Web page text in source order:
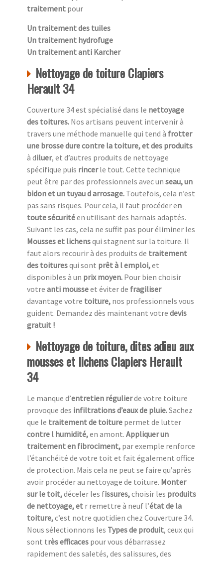
traitement pour
Un traitement des tuiles
Un traitement hydrofuge
Un traitement anti Karcher
Nettoyage de toiture Clapiers
Herault 34
Couverture 34 est spécialisé dans le nettoyage
des toitures. Nos artisans peuvent intervenir à
travers une méthode manuelle qui tend à frotter
une brosse dure contre la toiture, et des produits
à diluer, et d’autres produits de nettoyage
spécifique puis rincerle tout. Cette technique
peut être par des professionnels avec un seau, un
bidon et un tuyau d arrosage. Toutefois, cela n’est
pas sans risques. Pour cela, il faut procéder en
toute sécuritéen utilisant des harnais adaptés.
Suivant les cas, cela ne suffit pas pour éliminer les
Mousses et lichensqui stagnent sur la toiture. Il
faut alors recourir à des produits de traitement
des toituresqui sont prêt à l emploi,et
disponibles à un prix moyen. Pour bien choisir
votre anti mousseet éviter de fragiliser
davantage votre toiture, nos professionnels vous
guident. Demandez dès maintenant votre devis
gratuit !
Nettoyage de toiture, dites adieu aux
mousses et lichens Clapiers Herault
34
Le manque d’entretien régulierde votre toiture
provoque des infiltrations d’eaux de pluie.Sachez
que le traitement de toiture permet de lutter
contre l humidité,en amont. Appliquer un
traitement en fibrociment, par exemple renforce
l’étanchéité de votre toit et fait également office
de protection. Mais cela ne peut se faire qu’après
avoir procéder au nettoyage de toiture. Monter
sur le toit,déceler les fissures,choisir les produits
de nettoyage, et r remettre à neuf l’état de la
toiture,c’est notre quotidien chez Couverture 34.
Nous sélectionnons les Types de produit, ceux qui
sont très efficaces pour vous débarrassez
rapidement des saletés, des salissures, des